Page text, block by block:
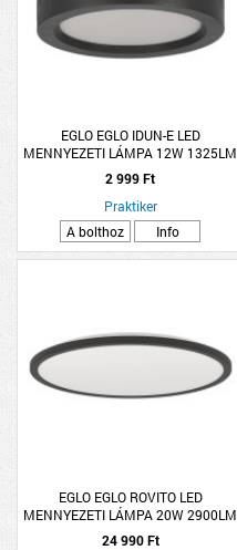
EGLO EGLO IDUN-E LED
MENNYEZETI LÁMPA 12W 1325LM
3000K IP20 16CM FEKETE
2 999 Ft
Praktiker
A bolthoz
Info
EGLO EGLO ROVITO LED
MENNYEZETI LÁMPA 20W 2900LM
2700-6500K IP44 50CM FEKETE
24 990 Ft